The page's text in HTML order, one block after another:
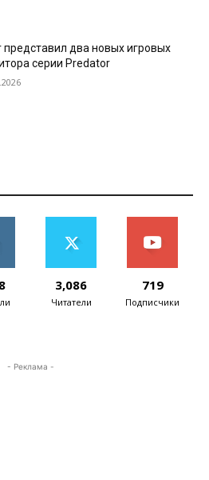
представил два новых игровых
серии Predator
3,086
Читатели
719
Подписчики
- Реклама -